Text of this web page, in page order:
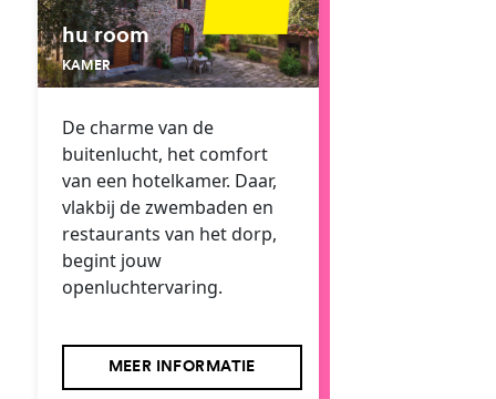
hu room
KAMER
De charme van de
buitenlucht, het comfort
van een hotelkamer. Daar,
vlakbij de zwembaden en
restaurants van het dorp,
begint jouw
openluchtervaring.
MEER INFORMATIE